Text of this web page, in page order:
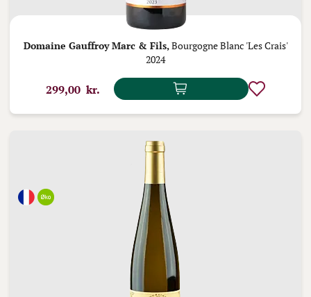
Domaine Gauffroy Marc & Fils, Bourgogne Blanc 'Les Crais'
2024
299,00 kr.